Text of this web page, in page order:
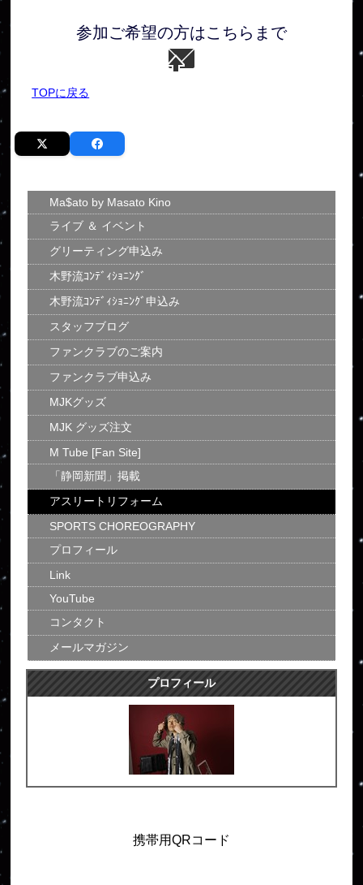
参加ご希望の方はこちらまで
TOPに戻る
Ma$ato by Masato Kino
ライブ ＆ イベント
グリーティング申込み
木野流ｺﾝﾃﾞｨｼｮﾆﾝｸﾞ
木野流ｺﾝﾃﾞｨｼｮﾆﾝｸﾞ申込み
スタッフブログ
ファンクラブのご案内
ファンクラブ申込み
MJKグッズ
MJK グッズ注文
M Tube [Fan Site]
「静岡新聞」掲載
アスリートリフォーム
SPORTS CHOREOGRAPHY
プロフィール
Link
YouTube
コンタクト
メールマガジン
プロフィール